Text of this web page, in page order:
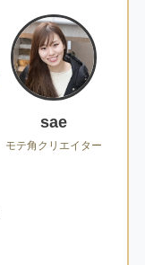
sae
モテ角クリエイター